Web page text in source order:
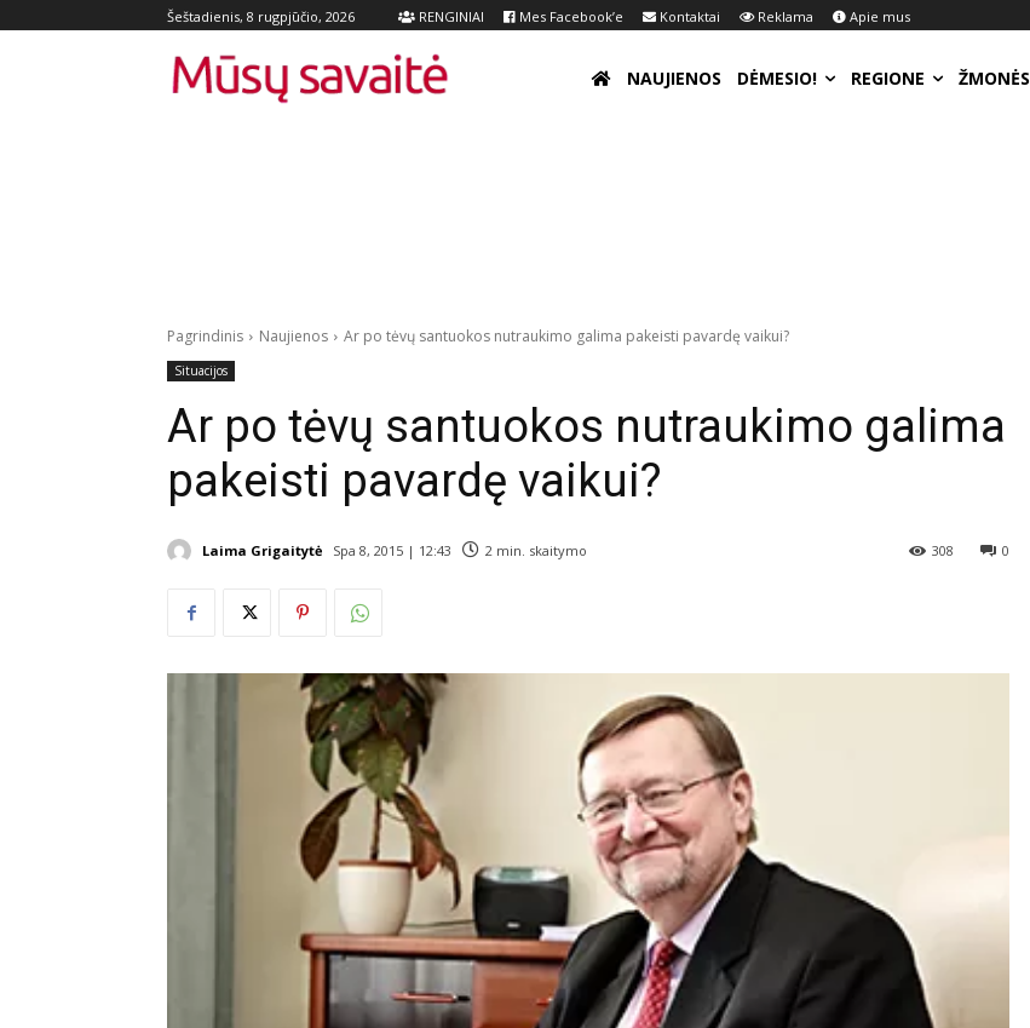
Šeštadienis, 8 rugpjūčio, 2026 RENGINIAI Mes Facebook’e Kontaktai Reklama Apie mus
NAUJIENOS DĖMESIO! REGIONE ŽMONĖS
Pagrindinis Naujienos Ar po tėvų santuokos nutraukimo galima pakeisti pavardę vaikui?
Situacijos
Ar po tėvų santuokos nutraukimo galima
pakeisti pavardę vaikui?
Laima Grigaitytė Spa 8, 2015 | 12:43 2 min. skaitymo 0
308